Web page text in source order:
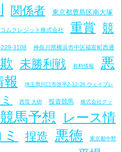
関係者 東京都豊島区南大塚
ムクレジット株式会社 重賞 競
3108 神奈川県横浜市中区福富町西通
未勝利戦 有料情報
悪
報 埼玉県川口市弥平2-12-26 ウェイブレ
西窪 大樹 投資競馬 株式会社グッ
競馬予想
レース情
捏造 悪徳 東京都中野